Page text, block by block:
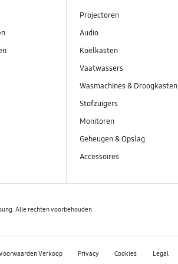
Projectoren
Audio
Koelkasten
Vaatwassers
Wasmachines & Droogkasten
Stofzuigers
Monitoren
Geheugen & Opslag
Accessoires
Alle rechten voorbehouden.
Verkoop Privacy Cookies Legal